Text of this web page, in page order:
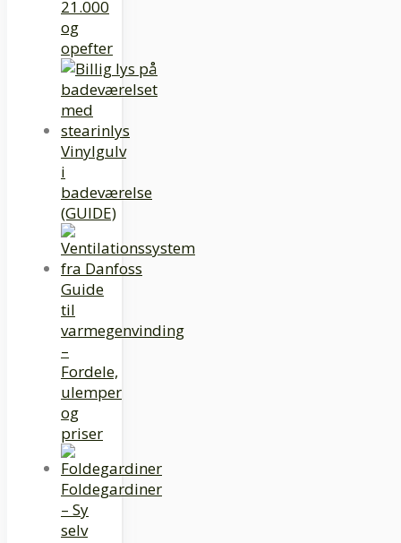
21.000
og
opefter
Vinylgulv
i
badeværelse
(GUIDE)
Guide
til
varmegenvinding
–
Fordele,
ulemper
og
priser
Foldegardiner
– Sy
selv